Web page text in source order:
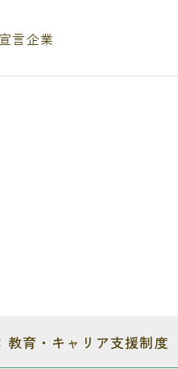
言企業
教育・キャリア支援制度